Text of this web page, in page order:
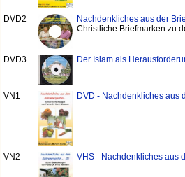
DVD2
Nachdenkliches aus der
Christliche Briefmarken zu
DVD3 Der Islam als
VN1 DVD - Nachdenkliches aus
VN2 VHS - Nachdenkliches aus